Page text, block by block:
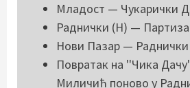
Младост — Чукарички
Раднички (Н) —
Нови Пазар — Раднички
Повратак на ''Чика
Миличић поново у